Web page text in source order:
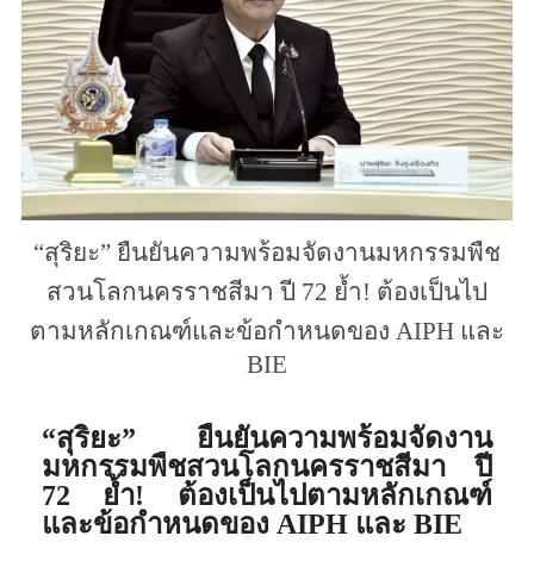
“สุริยะ” ยืนยันความพร้อมจัดงานมหกรรมพืช
สวนโลกนครราชสีมา ปี 72 ย้ำ! ต้องเป็นไป
ตามหลักเกณฑ์และข้อกำหนดของ AIPH และ
BIE
“สุริยะ” ยืนยันความพร้อมจัดงาน
มหกรรมพืชสวนโลกนครราชสีมา ปี
72 ย้ำ! ต้องเป็นไปตามหลักเกณฑ์
และข้อกำหนดของ AIPH และ BIE